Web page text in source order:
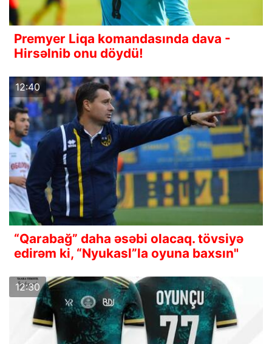
Premyer Liqa komandasında dava -
Hirsəlnib onu döydü!
12:40
“Qarabağ” daha əsəbi olacaq. tövsiyə
edirəm ki, “Nyukasl”la oyuna baxsın"
12:30